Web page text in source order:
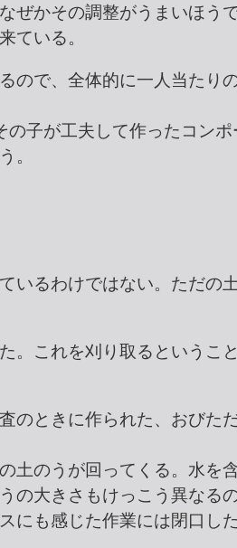
ぜかその調整がうまいほう
ている。
ので、全体的に一人当たり
子が工夫して作ったコン
。
いるわけではない。ただの
。これを刈り取るというこ
のときに作られた、おびた
土のうが回ってくる。水を
の大きさもけっこう異なる
にも感じた作業には閉口した